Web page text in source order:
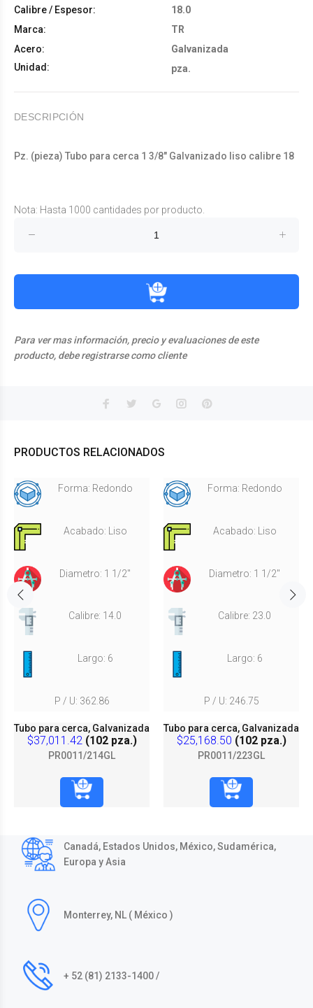
Calibre / Espesor:
18.0
Marca:
TR
Acero:
Galvanizada
Unidad:
pza.
DESCRIPCIÓN
Pz. (pieza) Tubo para cerca 1 3/8" Galvanizado liso calibre 18
Nota: Hasta 1000 cantidades por producto.
Para ver mas información, precio y evaluaciones de este
producto, debe registrarse como cliente
PRODUCTOS RELACIONADOS
Forma: Redondo
Acabado: Liso
Diametro: 1 1/2"
Calibre: 14.0
Largo: 6
P / U: 362.86
Tubo para cerca, Galvanizada
$37,011.42(102 pza.)
PR0011/214GL
Forma: Redondo
Acabado: Liso
Diametro: 1 1/2"
Calibre: 23.0
Largo: 6
P / U: 246.75
Tubo para cerca, Galvanizada
$25,168.50 (102 pza.)
PR0011/223GL
Canadá, Estados Unidos, México, Sudamérica,
Europa y Asia
Monterrey, NL ( México )
+ 52 (81) 2133-1400 /